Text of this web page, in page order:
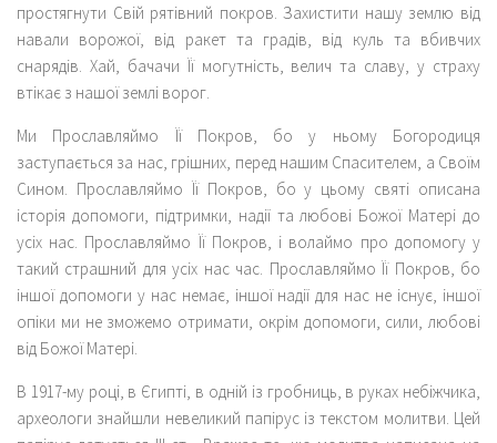
простягнути Свій рятівний покров. Захистити нашу землю від
навали ворожої, від ракет та градів, від куль та вбивчих
снарядів. Хай, бачачи Її могутність, велич та славу, у страху
втікає з нашої землі ворог.
Ми Прославляймо Її Покров, бо у ньому Богородиця
заступається за нас, грішних, перед нашим Спасителем, а Своїм
Сином. Прославляймо Її Покров, бо у цьому святі описана
історія допомоги, підтримки, надії та любові Божої Матері до
усіх нас. Прославляймо Її Покров, і волаймо про допомогу у
такий страшний для усіх нас час. Прославляймо Її Покров, бо
іншої допомоги у нас немає, іншої надії для нас не існує, іншої
опіки ми не зможемо отримати, окрім допомоги, сили, любові
від Божої Матері.
В 1917-му році, в Єгипті, в одній із гробниць, в руках небіжчика,
археологи знайшли невеликий папірус із текстом молитви. Цей